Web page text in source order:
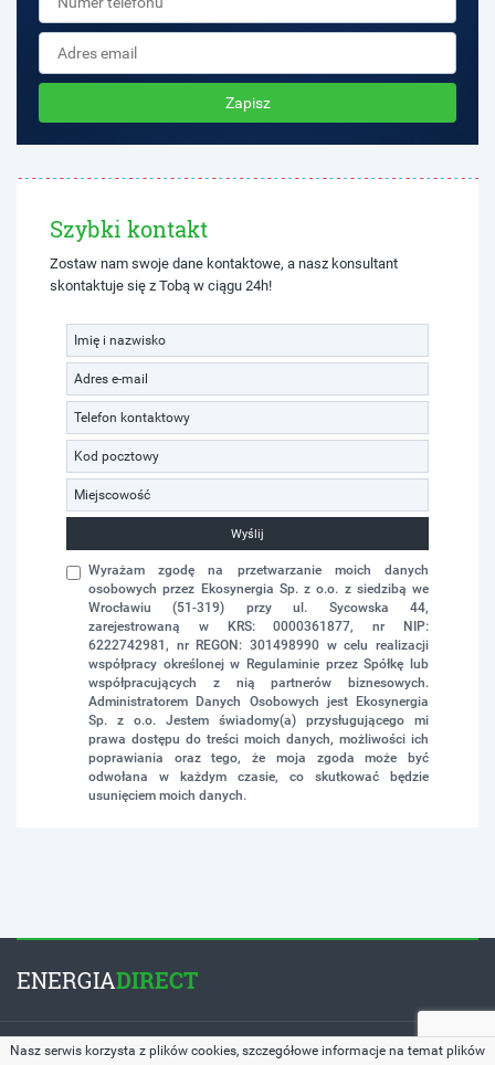
Zapisz
Szybki kontakt
Zostaw nam swoje dane kontaktowe, a nasz konsultant
skontaktuje się z Tobą w ciągu 24h!
Wyślij
Wyrażam zgodę na przetwarzanie moich danych
osobowych przez Ekosynergia Sp. z o.o. z siedzibą we
Wrocławiu (51-319) przy ul. Sycowska 44,
zarejestrowaną w KRS: 0000361877, nr NIP:
6222742981, nr REGON: 301498990 w celu realizacji
współpracy określonej w Regulaminie przez Spółkę lub
współpracujących z nią partnerów biznesowych.
Administratorem Danych Osobowych jest Ekosynergia
Sp. z o.o. Jestem świadomy(a) przysługującego mi
prawa dostępu do treści moich danych, możliwości ich
poprawiania oraz tego, że moja zgoda może być
odwołana w każdym czasie, co skutkować będzie
usunięciem moich danych.
ENERGIADIRECT
Copyright © 2026 byEnergiaDirect.pl. All Rights Reserved.
Nasz serwis korzysta z plików cookies, szczegółowe informacje na temat plików